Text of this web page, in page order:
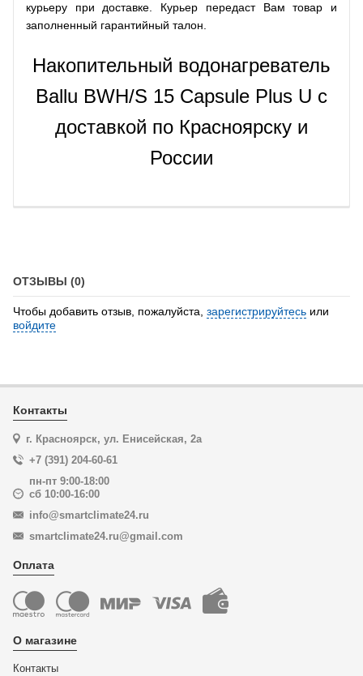
курьеру при доставке. Курьер передаст Вам товар и
заполненный гарантийный талон.
Накопительный водонагреватель
Ballu BWH/S 15 Capsule Plus U с
доставкой по Красноярску и
России
ОТЗЫВЫ (0)
Чтобы добавить отзыв, пожалуйста, зарегистрируйтесь или
войдите
Контакты
г. Красноярск, ул. Енисейская, 2а
+7 (391) 204-60-61
пн-пт 9:00-18:00
сб 10:00-16:00
info@smartclimate24.ru
smartclimate24.ru@gmail.com
Оплата
О магазине
Контакты